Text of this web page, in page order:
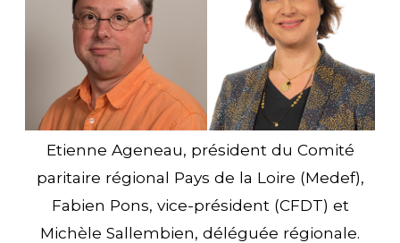
Etienne Ageneau, président du Comité
paritaire régional Pays de la Loire (Medef),
Fabien Pons, vice-président (CFDT) et
Michèle Sallembien, déléguée régionale.